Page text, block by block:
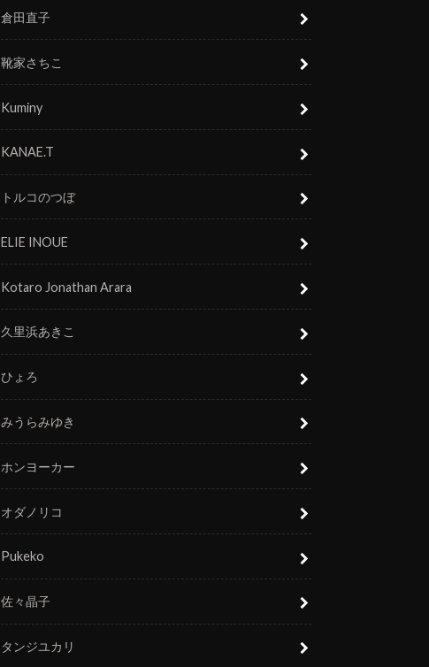
倉田直子
靴家さちこ
Kuminy
KANAE.T
トルコのつぼ
ELIE INOUE
Kotaro Jonathan Arara
久里浜あきこ
ひょろ
みうらみゆき
ホンヨーカー
オダノリコ
Pukeko
佐々晶子
タンジユカリ